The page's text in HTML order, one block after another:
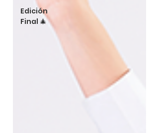
Edición
Final 🎄